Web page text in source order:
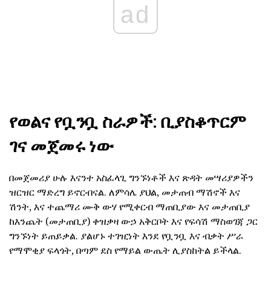
ad
የወልና የቧንቧ ስራዎች: ቢያስቆጥርም
ገና መጀመሩ ነው
በመጀመሪያ ሁሉ እናንተ አስፈላጊ ግንኙነቶች እና ጽዳት መሣሪያዎችን
ዝርዝር ማድረግ ይኖርብናል. ለምሳሌ ያህል, መታጠብ ማሽኖች እና
ሽንት, እና ተጨማሪ ሙቅ ውሃ የሚቀርብ ማጠቢያው እና መታጠቢያ
ከእንጨት (መታጠቢያ) ቀዝቃዛ ውኃ አቅርቦት እና የፍሳሽ ማስወገጃ ጋር
ግንኙነት ይጠይቃል. ያልሆኑ ተገዢነት እንደ የቧንቧ እና ብቃት ሥራ
የማሞቂያ ፍላጎት, በጣም ደስ የማይል ውጤት ሊያስከትል ይችላል.